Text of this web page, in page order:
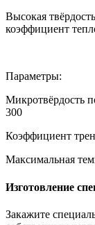
Высокая
коэффициент
Параметры:
Микротвёрдость
300
Коэффициент
Максимальная
Изготовление
Закажите